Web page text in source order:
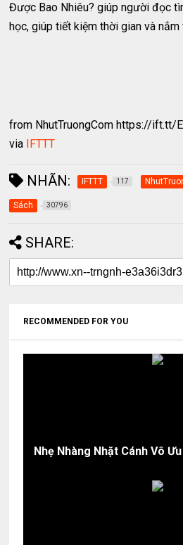
Được Bao Nhiêu? giúp người đọc
học, giúp tiết kiệm thời gian và
from NhutTruongCom https://ift.tt/
via IFTTT
NHÃN: IFTTT 117
Sách 30796
SHARE:
RECOMMENDED FOR YOU
Nhẹ Nhàng Nhặt Cánh Vô